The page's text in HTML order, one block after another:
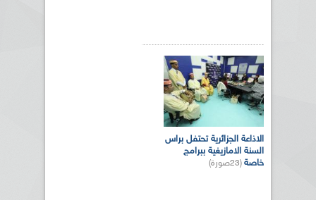
الاذاعة الجزائرية تحتفل براس
السنة الامازيغية ببرامج
خاصة (23صورة)